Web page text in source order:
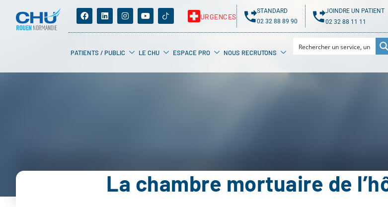
URGENCES
STANDARD
02 32 88 89 90
JOINDRE UN PATIENT
02 32 88 11 11
PATIENTS / PUBLIC LE CHU ESPACE PRO NOUS RECRUTONS
La chambre mortuaire de